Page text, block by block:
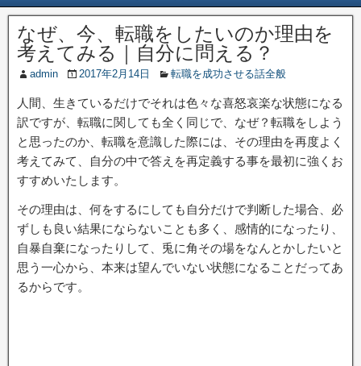
なぜ、今、転職をしたいのか理由を
考えてみる｜自分に問える？
admin 2017年2月14日 転職を成功させる話全般
人間、生きているだけでそれは色々な喜怒哀楽な状態になる
訳ですが、転職に関しても全く同じで、なぜ？転職をしよう
と思ったのか、転職を意識した際には、その理由を再度よく
考えてみて、自分の中で答えを再定義する事を最初に強くお
すすめいたします。
その理由は、何をするにしても自分だけで判断した場合、必
ずしも良い結果にならないことも多く、感情的になったり、
自暴自棄になったりして、兎に角その場をなんとかしたいと
思う一心から、本来は望んでいない状態になることだってあ
るからです。